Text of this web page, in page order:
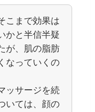
こまで効果は
かと半信半疑
が、肌の脂肪
なっていくの
ッサージを続
いては、顔の